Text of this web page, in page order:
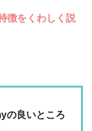
徴をくわしく説
の良いところ